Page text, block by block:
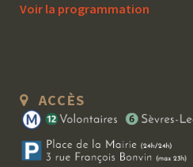
Voir la programmation
ACCÈS